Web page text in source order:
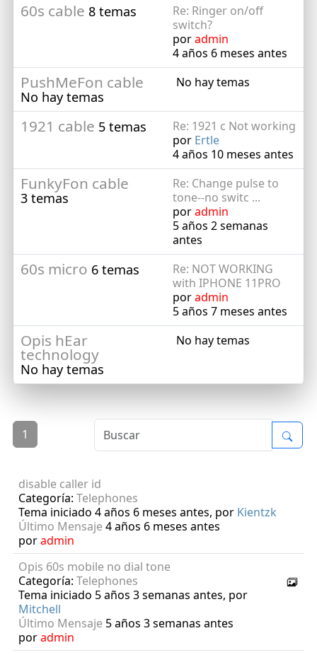
60s cable 8 temas
Re: Ringer on/off
switch?
poradmin
4 años 6 meses antes
PushMeFon cable
No hay temas
No hay temas
1921 cable 5 temas
Re: 1921 c Not working
por Ertle
4 años 10 meses antes
FunkyFon cable
3 temas
Re: Change pulse to
tone--no switc ...
poradmin
5 años 2 semanas
antes
60s micro 6 temas
Re: NOT WORKING
with IPHONE 11PRO
poradmin
5 años 7 meses antes
Opis hEar
technology
No hay temas
No hay temas
1
disable caller id
Categoría: Telephones
Tema iniciado 4 años 6 meses antes, por Kientzk
Último Mensaje 4 años 6 meses antes
poradmin
Opis 60s mobile no dial tone
Categoría: Telephones
Tema iniciado 5 años 3 semanas antes, por
Mitchell
Último Mensaje 5 años 3 semanas antes
poradmin